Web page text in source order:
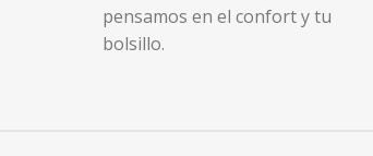
pensamos en el confort y tu
bolsillo.